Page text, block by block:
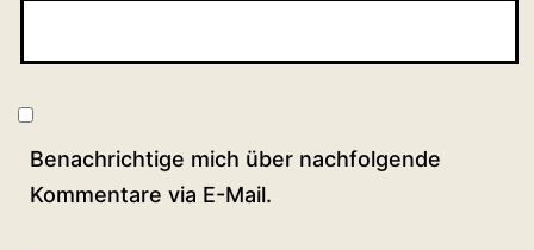
Benachrichtige mich über nachfolgende
Kommentare via E-Mail.